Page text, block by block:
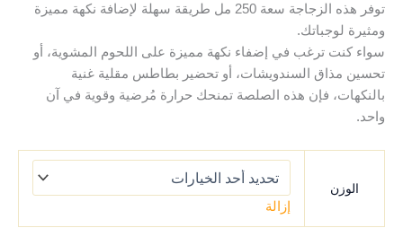
توفر هذه الزجاجة سعة 250 مل طريقة سهلة لإضافة نكهة مميزة
ومثيرة لوجباتك.
سواء كنت ترغب في إضفاء نكهة مميزة على اللحوم المشوية، أو
تحسين مذاق السندويشات، أو تحضير بطاطس مقلية غنية
بالنكهات، فإن هذه الصلصة تمنحك حرارة مُرضية وقوية في آن
واحد.
الوزن
إزالة